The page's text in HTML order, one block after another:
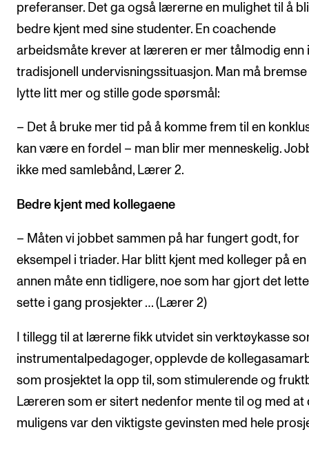
preferanser. Det ga også lærerne en mulighet til å bli
bedre kjent med sine studenter. En coachende
arbeidsmåte krever at læreren er mer tålmodig enn
tradisjonell undervisningssituasjon. Man må bremse
lytte litt mer og stille gode spørsmål:
– Det å bruke mer tid på å komme frem til en
kan være en fordel – man blir mer menneskelig.
ikke med samlebånd, Lærer 2.
Bedre kjent med kollegaene
– Måten vi jobbet sammen på har fungert godt, for
eksempel i triader. Har blitt kjent med kolleger på en
annen måte enn tidligere, noe som har gjort det
sette i gang prosjekter … (Lærer 2)
I tillegg til at lærerne fikk utvidet sin verktøykasse
instrumentalpedagoger, opplevde de
som prosjektet la opp til, som stimulerende og
Læreren som er sitert nedenfor mente til og med at
muligens var den viktigste gevinsten med hele